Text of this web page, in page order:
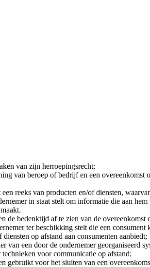
van zijn herroepingsrecht;
van beroep of bedrijf en een overeenkomst
reeks van producten en/of diensten,
in staat stelt om informatie die aan
de bedenktijd af te zien van de overeenkomst
ter beschikking stelt die een
op afstand aan consumenten aanbiedt;
van een door de ondernemer georganiseerd
voor communicatie op afstand;
gebruikt voor het sluiten van een